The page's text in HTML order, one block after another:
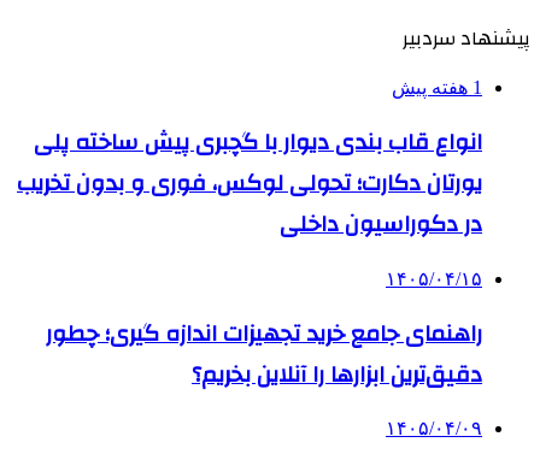
پیشنهاد سردبیر
1 هفته پیش
انواع قاب بندی دیوار با گچبری پیش ساخته پلی
یورتان دکارت؛ تحولی لوکس، فوری و بدون تخریب
در دکوراسیون داخلی
۱۴۰۵/۰۴/۱۵
راهنمای جامع خرید تجهیزات اندازه گیری؛ چطور
دقیق‌ترین ابزارها را آنلاین بخریم؟
۱۴۰۵/۰۴/۰۹